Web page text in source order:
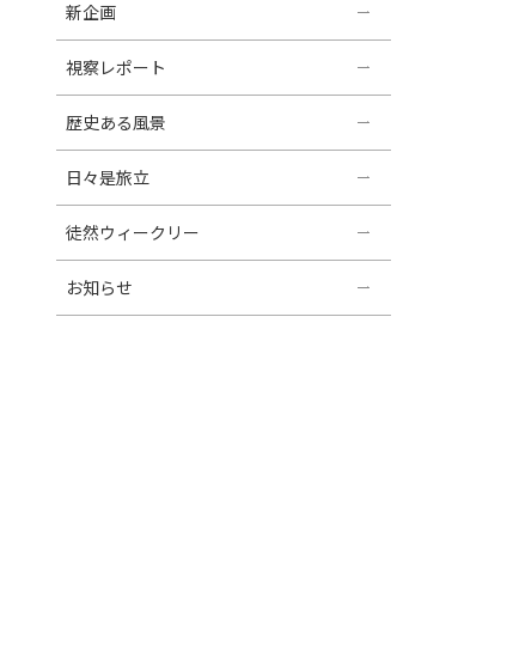
新企画
視察レポート
歴史ある風景
日々是旅立
徒然ウィークリー
お知らせ